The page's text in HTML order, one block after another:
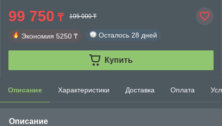
99 750 ₸ 105 000 ₸
Экономия 5250 ₸ Осталось 28 дней
Купить
Описание Характеристики Доставка Оплата
Описание